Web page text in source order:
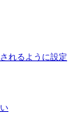
れるように設定